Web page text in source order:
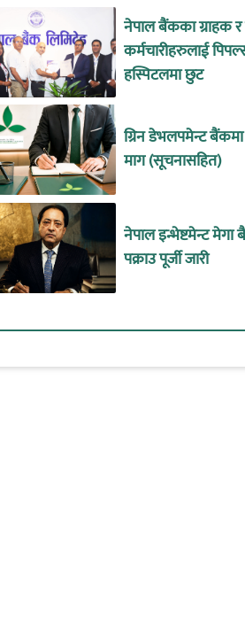
नेपाल बैंकका ग्राहक
कर्मचारीहरुलाई
हस्पिटलमा छुट
ग्रिन डेभलपमेन्ट
माग (सूचनासहित)
नेपाल इन्भेष्टमेन्ट
पक्राउ पूर्जी जारी